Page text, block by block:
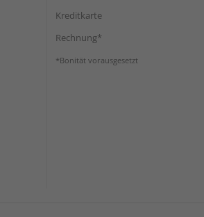
Kreditkarte
Rechnung*
*Bonität vorausgesetzt